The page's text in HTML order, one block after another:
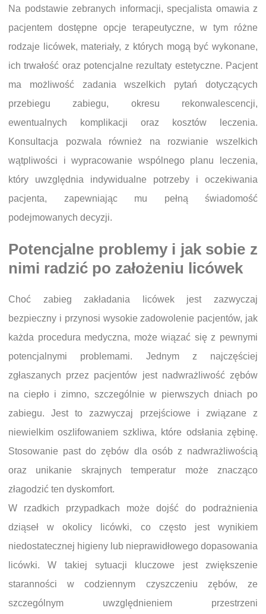
Na podstawie zebranych informacji, specjalista omawia z
pacjentem dostępne opcje terapeutyczne, w tym różne
rodzaje licówek, materiały, z których mogą być wykonane,
ich trwałość oraz potencjalne rezultaty estetyczne. Pacjent
ma możliwość zadania wszelkich pytań dotyczących
przebiegu zabiegu, okresu rekonwalescencji,
ewentualnych komplikacji oraz kosztów leczenia.
Konsultacja pozwala również na rozwianie wszelkich
wątpliwości i wypracowanie wspólnego planu leczenia,
który uwzględnia indywidualne potrzeby i oczekiwania
pacjenta, zapewniając mu pełną świadomość
podejmowanych decyzji.
Potencjalne problemy i jak sobie z
nimi radzić po założeniu licówek
Choć zabieg zakładania licówek jest zazwyczaj
bezpieczny i przynosi wysokie zadowolenie pacjentów, jak
każda procedura medyczna, może wiązać się z pewnymi
potencjalnymi problemami. Jednym z najczęściej
zgłaszanych przez pacjentów jest nadwrażliwość zębów
na ciepło i zimno, szczególnie w pierwszych dniach po
zabiegu. Jest to zazwyczaj przejściowe i związane z
niewielkim oszlifowaniem szkliwa, które odsłania zębinę.
Stosowanie past do zębów dla osób z nadwrażliwością
oraz unikanie skrajnych temperatur może znacząco
złagodzić ten dyskomfort.
W rzadkich przypadkach może dojść do podrażnienia
dziąseł w okolicy licówki, co często jest wynikiem
niedostatecznej higieny lub nieprawidłowego dopasowania
licówki. W takiej sytuacji kluczowe jest zwiększenie
staranności w codziennym czyszczeniu zębów, ze
szczególnym uwzględnieniem przestrzeni